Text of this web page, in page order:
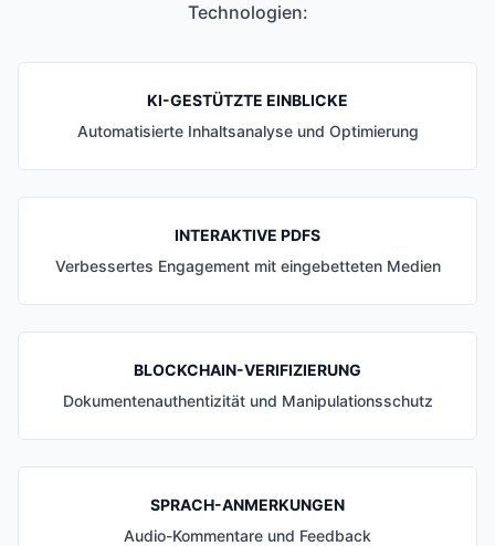
Technologien:
KI-GESTÜTZTE EINBLICKE
Automatisierte Inhaltsanalyse und Optimierung
INTERAKTIVE PDFS
Verbessertes Engagement mit eingebetteten Medien
BLOCKCHAIN-VERIFIZIERUNG
Dokumentenauthentizität und Manipulationsschutz
SPRACH-ANMERKUNGEN
Audio-Kommentare und Feedback